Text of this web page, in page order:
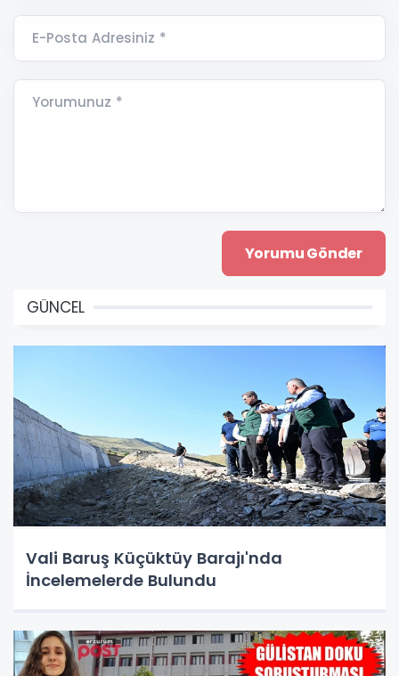
E-Posta Adresiniz *
Yorumunuz *
GÜNCEL
Vali Baruş Küçüktüy Barajı'nda
İncelemelerde Bulundu